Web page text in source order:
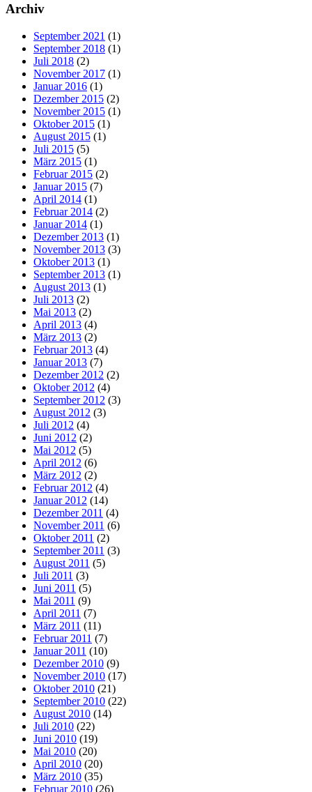
Archiv
September 2021 (1)
September 2018 (1)
Juli 2018 (2)
November 2017 (1)
Januar 2016 (1)
Dezember 2015 (2)
November 2015 (1)
Oktober 2015 (1)
August 2015 (1)
Juli 2015 (5)
März 2015 (1)
Februar 2015 (2)
Januar 2015 (7)
April 2014 (1)
Februar 2014 (2)
Januar 2014 (1)
Dezember 2013 (1)
November 2013 (3)
Oktober 2013 (1)
September 2013 (1)
August 2013 (1)
Juli 2013 (2)
Mai 2013 (2)
April 2013 (4)
März 2013 (2)
Februar 2013 (4)
Januar 2013 (7)
Dezember 2012 (2)
Oktober 2012 (4)
September 2012 (3)
August 2012 (3)
Juli 2012 (4)
Juni 2012 (2)
Mai 2012 (5)
April 2012 (6)
März 2012 (2)
Februar 2012 (4)
Januar 2012 (14)
Dezember 2011 (4)
November 2011 (6)
Oktober 2011 (2)
September 2011 (3)
August 2011 (5)
Juli 2011 (3)
Juni 2011 (5)
Mai 2011 (9)
April 2011 (7)
März 2011 (11)
Februar 2011 (7)
Januar 2011 (10)
Dezember 2010 (9)
November 2010 (17)
Oktober 2010 (21)
September 2010 (22)
August 2010 (14)
Juli 2010 (22)
Juni 2010 (19)
Mai 2010 (20)
April 2010 (20)
März 2010 (35)
Februar 2010 (26)